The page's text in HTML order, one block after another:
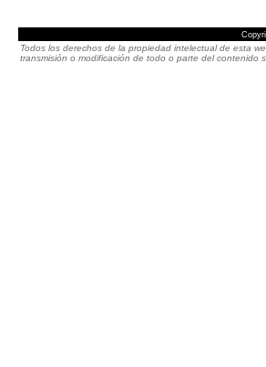
Todos los derechos de la propiedad intelectual de esta
transmisión o modificación de todo o parte del contenido